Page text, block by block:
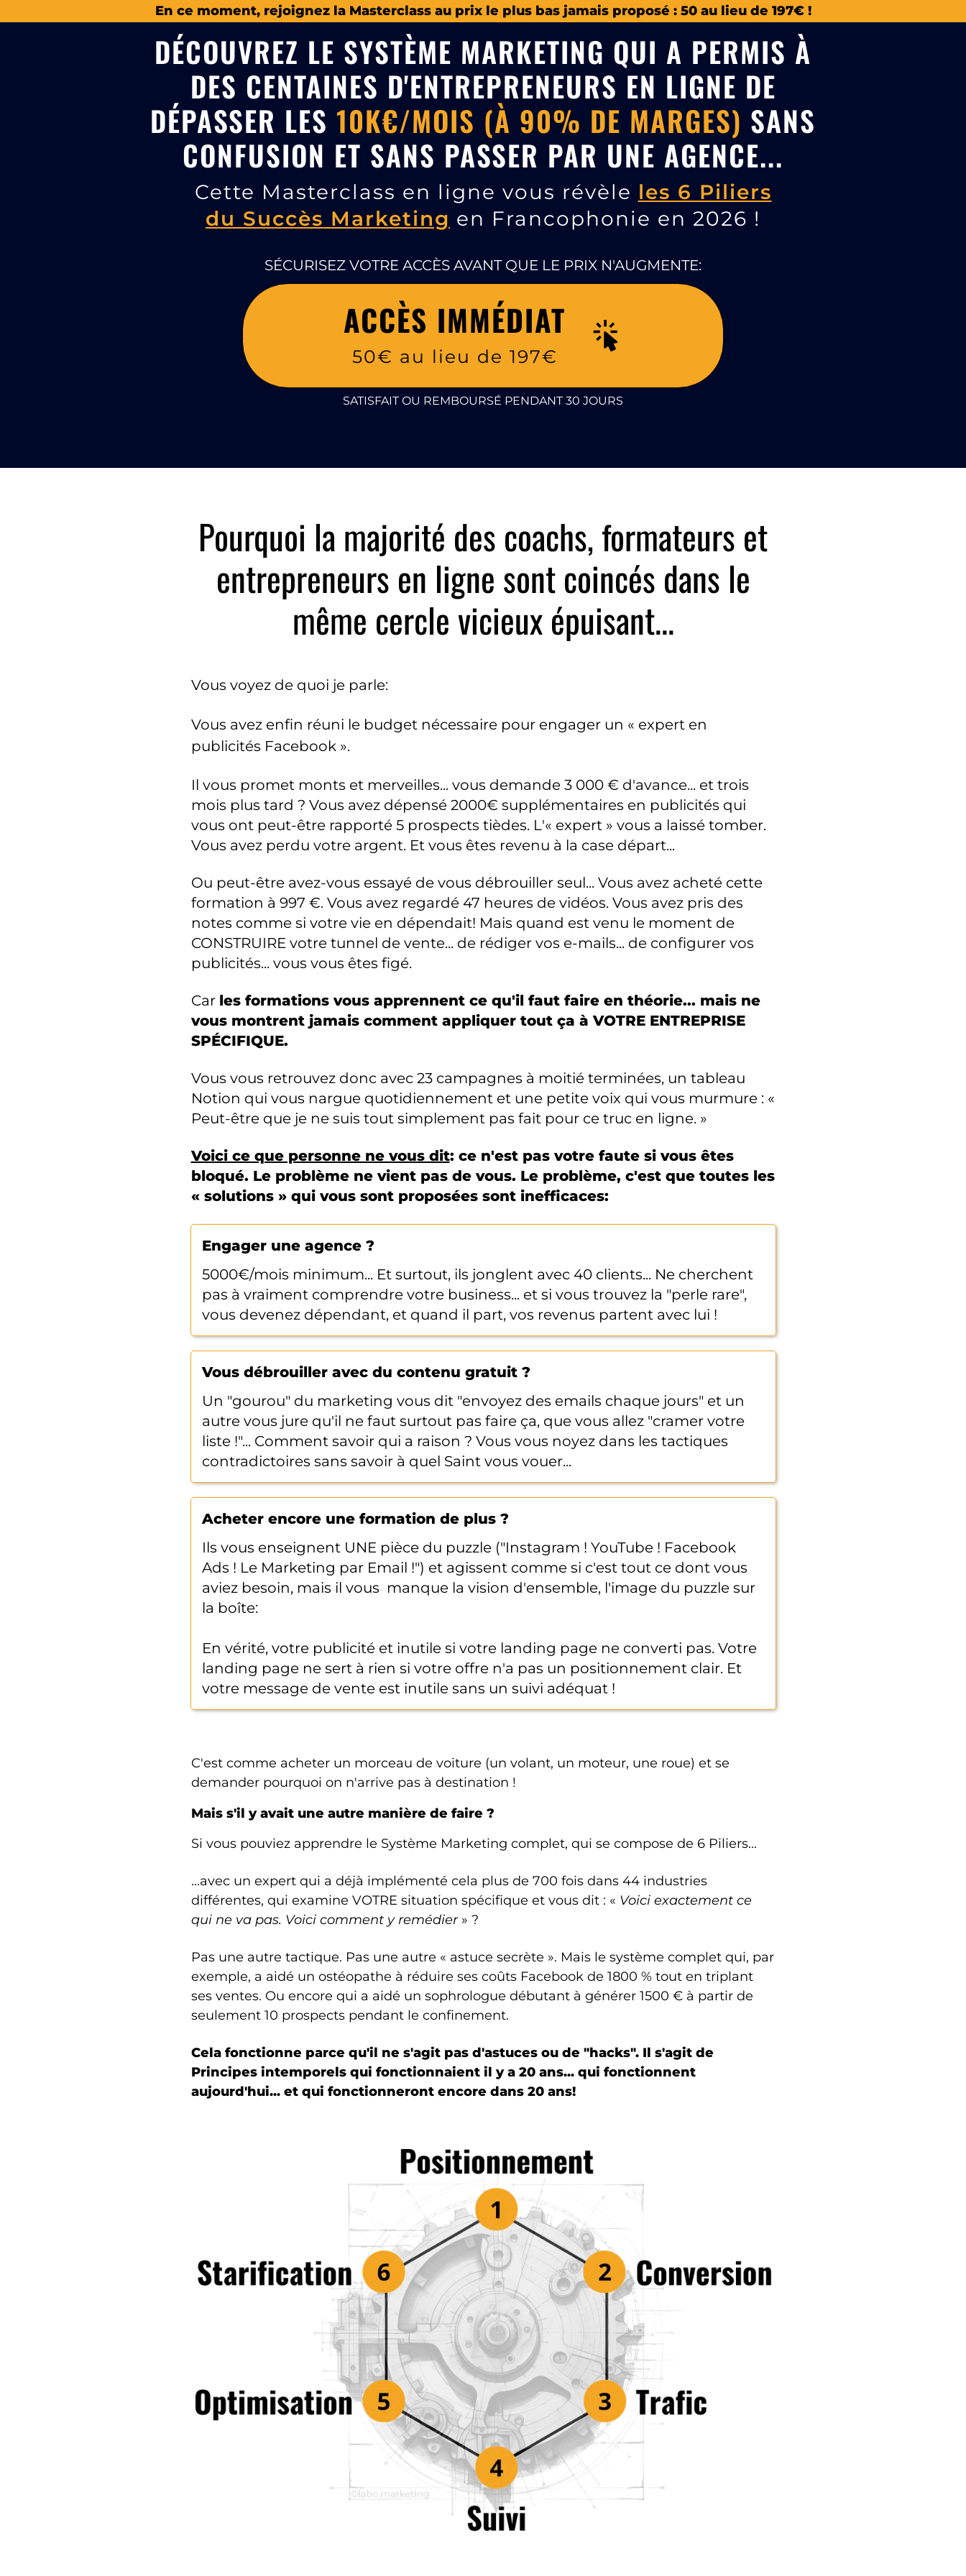
En ce moment, rejoignez la Masterclass au prix le plus bas jamais proposé : 50 au lieu de 197€ !
DÉCOUVREZ LE SYSTÈME MARKETING QUI A PERMIS À
DES CENTAINES D'ENTREPRENEURS EN LIGNE DE
DÉPASSER LES 10K€/MOIS (À 90% DE MARGES) SANS
CONFUSION ET SANS PASSER PAR UNE AGENCE...
Cette Masterclass en ligne vous révèle les 6 Piliers
du Succès Marketing en Francophonie en 2026 !
SÉCURISEZ VOTRE ACCÈS AVANT QUE LE PRIX N'AUGMENTE:
ACCÈS IMMÉDIAT
50€ au lieu de 197€
SATISFAIT OU REMBOURSÉ PENDANT 30 JOURS
Pourquoi la majorité des coachs, formateurs et
entrepreneurs en ligne sont coincés dans le
même cercle vicieux épuisant...
Vous voyez de quoi je parle:
Vous avez enfin réuni le budget nécessaire pour engager un « expert en
publicités Facebook ».
Il vous promet monts et merveilles... vous demande 3 000 € d'avance... et trois
mois plus tard ? Vous avez dépensé 2000€ supplémentaires en publicités qui
vous ont peut-être rapporté 5 prospects tièdes. L'« expert » vous a laissé tomber.
Vous avez perdu votre argent. Et vous êtes revenu à la case départ...
Ou peut-être avez-vous essayé de vous débrouiller seul... Vous avez acheté cette
formation à 997 €. Vous avez regardé 47 heures de vidéos. Vous avez pris des
notes comme si votre vie en dépendait! Mais quand est venu le moment de
CONSTRUIRE votre tunnel de vente... de rédiger vos e-mails... de configurer vos
publicités... vous vous êtes figé.
Car les formations vous apprennent ce qu'il faut faire en théorie... mais ne
vous montrent jamais comment appliquer tout ça à VOTRE ENTREPRISE
SPÉCIFIQUE.
Vous vous retrouvez donc avec 23 campagnes à moitié terminées, un tableau
Notion qui vous nargue quotidiennement et une petite voix qui vous murmure : «
Peut-être que je ne suis tout simplement pas fait pour ce truc en ligne. »
Voici ce que personne ne vous dit: ce n'est pas votre faute si vous êtes
bloqué. Le problème ne vient pas de vous. Le problème, c'est que toutes les
« solutions » qui vous sont proposées sont inefficaces:
Engager une agence ?
5000€/mois minimum... Et surtout, ils jonglent avec 40 clients... Ne cherchent
pas à vraiment comprendre votre business... et si vous trouvez la "perle rare",
vous devenez dépendant, et quand il part, vos revenus partent avec lui !
Vous débrouiller avec du contenu gratuit ?
Un "gourou" du marketing vous dit "envoyez des emails chaque jours" et un
autre vous jure qu'il ne faut surtout pas faire ça, que vous allez "cramer votre
liste !"... Comment savoir qui a raison ? Vous vous noyez dans les tactiques
contradictoires sans savoir à quel Saint vous vouer...
Acheter encore une formation de plus ?
Ils vous enseignent UNE pièce du puzzle ("Instagram ! YouTube ! Facebook
Ads ! Le Marketing par Email !") et agissent comme si c'est tout ce dont vous
aviez besoin, mais il vous manque la vision d'ensemble, l'image du puzzle sur
la boîte:
En vérité, votre publicité et inutile si votre landing page ne converti pas. Votre
landing page ne sert à rien si votre offre n'a pas un positionnement clair. Et
votre message de vente est inutile sans un suivi adéquat !
C'est comme acheter un morceau de voiture (un volant, un moteur, une roue) et se
demander pourquoi on n'arrive pas à destination !
Mais s'il y avait une autre manière de faire ?
Si vous pouviez apprendre le Système Marketing complet, qui se compose de 6 Piliers...
...avec un expert qui a déjà implémenté cela plus de 700 fois dans 44 industries
différentes, qui examine VOTRE situation spécifique et vous dit : « Voici exactement ce
qui ne va pas. Voici comment y remédier» ?
Pas une autre tactique. Pas une autre « astuce secrète ». Mais le système complet qui, par
exemple, a aidé un ostéopathe à réduire ses coûts Facebook de 1800 % tout en triplant
ses ventes. Ou encore qui a aidé un sophrologue débutant à générer 1500 € à partir de
seulement 10 prospects pendant le confinement.
Cela fonctionne parce qu'il ne s'agit pas d'astuces ou de "hacks". Il s'agit de
Principes intemporels qui fonctionnaient il y a 20 ans... qui fonctionnent
aujourd'hui... et qui fonctionneront encore dans 20 ans!